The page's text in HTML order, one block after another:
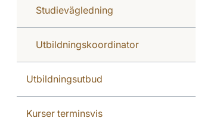
Studievägledning
Utbildningskoordinator
Utbildningsutbud
Kurser terminsvis